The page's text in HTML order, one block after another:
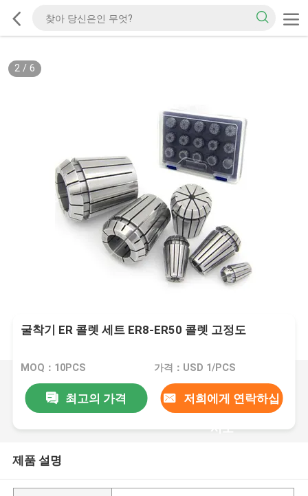
2/ 6
굴착기 ER 콜렛 세트 ER8-ER50 콜렛 고정도
MOQ：10PCS 가격：USD 1/PCS
최고의 가격 저희에게 연락하십
시오
제품 설명